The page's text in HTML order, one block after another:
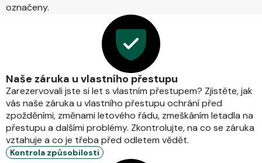
označeny.
Naše záruka u vlastního přestupu
Zarezervovali jste si let s vlastním přestupem? Zjistěte, jak
vás naše záruka u vlastního přestupu ochrání před
zpožděními, změnami letového řádu, zmeškáním letadla na
přestupu a dalšími problémy. Zkontrolujte, na co se záruka
vztahuje a co je třeba před odletem vědět.
Kontrola způsobilosti